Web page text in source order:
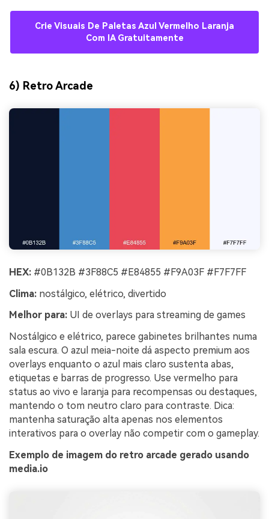
Crie Visuais De Paletas Azul Vermelho Laranja
Com IA Gratuitamente
6) Retro Arcade
HEX: #0B132B #3F88C5 #E84855 #F9A03F #F7F7FF
Clima: nostálgico, elétrico, divertido
Melhor para: UI de overlays para streaming de games
Nostálgico e elétrico, parece gabinetes brilhantes numa
sala escura. O azul meia-noite dá aspecto premium aos
overlays enquanto o azul mais claro sustenta abas,
etiquetas e barras de progresso. Use vermelho para
status ao vivo e laranja para recompensas ou destaques,
mantendo o tom neutro claro para contraste. Dica:
mantenha saturação alta apenas nos elementos
interativos para o overlay não competir com o gameplay.
Exemplo de imagem do retro arcade gerado usando
media.io